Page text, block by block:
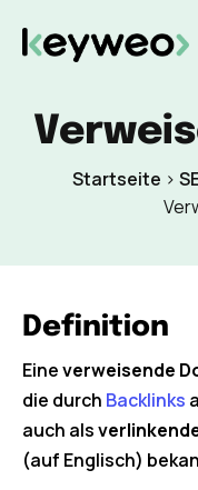
Startseite >
Definition
Eineverweisende
die durch Backlinks
auch als
(auf Englisch)